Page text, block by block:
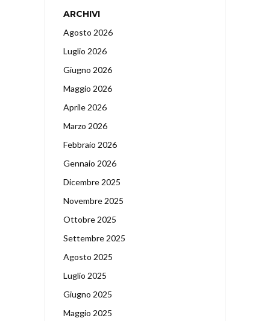
ARCHIVI
Agosto 2026
Luglio 2026
Giugno 2026
Maggio 2026
Aprile 2026
Marzo 2026
Febbraio 2026
Gennaio 2026
Dicembre 2025
Novembre 2025
Ottobre 2025
Settembre 2025
Agosto 2025
Luglio 2025
Giugno 2025
Maggio 2025